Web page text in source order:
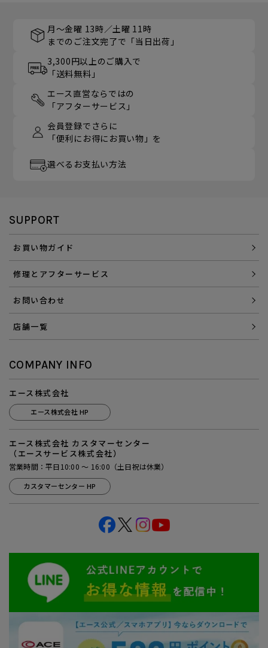
月～金曜 13時／土曜 11時
までのご注文完了で「当日出荷」
3,300円以上のご購入で
「送料無料」
エース直営ならではの
「アフターサービス」
会員登録でさらに
「便利にお得にお買い物」を
選べるお支払い方法
SUPPORT
お買い物ガイド
修理とアフターサービス
お問い合わせ
店舗一覧
COMPANY INFO
エース株式会社
エース株式会社 HP
エース株式会社 カスタマーセンター
（エースサービス株式会社）
営業時間：平日10:00 ～ 16:00（土日祝は休業）
カスタマーセンター HP